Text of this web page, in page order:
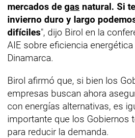
mercados de gas natural. Si
invierno duro y largo
difíciles", dijo Birol en la
AIE sobre eficiencia
Dinamarca.
Birol afirmó que, si bien los
empresas buscan ahora
con energías alternativas, es
importante que los Gobiernos
para reducir la demanda.